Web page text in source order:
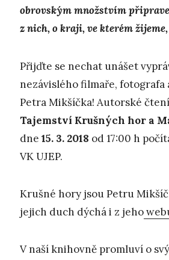
obrovským množstvím
z nich, o kraji, ve kterém
Přijďte se nechat unášet
nezávislého filmaře, fotografa
Petra Mikšíčka! Autorské
Tajemství Krušných hor a
dne 15. 3. 2018 od 17:00 h
VK UJEP.
Krušné hory jsou Petru
jejich duch dýchá i z jeho
V naší knihovně promluví o